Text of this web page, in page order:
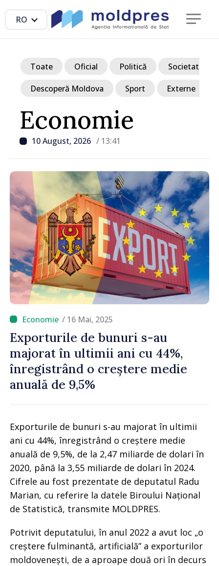
RO
Economie
10 August, 2026 / 13:41
Toate Oficial Politică Societate
Descoperă Moldova Sport Externe
/ 16 Mai, 2025
Exporturile de bunuri s-au
majorat în ultimii ani cu 44%,
înregistrând o creștere medie
anuală de 9,5%
Exporturile de bunuri s-au majorat în ultimii
ani cu 44%, înregistrând o creștere medie
anuală de 9,5%, de la 2,47 miliarde de dolari în
2020, până la 3,55 miliarde de dolari în 2024.
Cifrele au fost prezentate de deputatul Radu
Marian, cu referire la datele Biroului Național
de Statistică, transmite MOLDPRES.
Potrivit deputatului, în anul 2022 a avut loc „o
creștere fulminantă, artificială” a exporturilor
moldovenești, de a aproape două ori în decurs